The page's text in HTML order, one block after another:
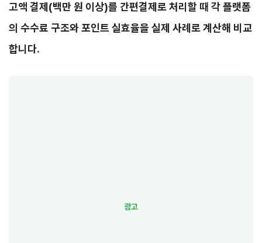
고액 결제(백만 원 이상)를 간편결제로 처리할 때 각 플랫폼
의 수수료 구조와 포인트 실효율을 실제 사례로 계산해 비교
합니다.